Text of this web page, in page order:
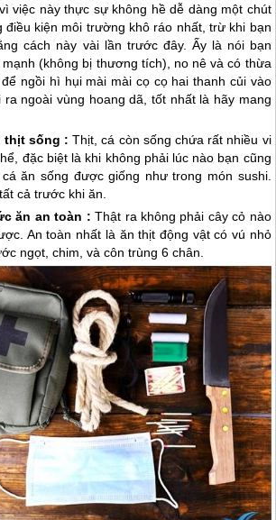
việc này thực sự không hề dễ dàng một chút
điều kiện môi trường khô ráo nhất, trừ khi bạn
cách này vài lần trước đây. Ấy là nói bạn
(không bị thương tích), no nê và có thừa
ngồi hì hụi mài mài cọ cọ hai thanh củi vào
ngoài vùng hoang dã, tốt nhất là hãy mang
thịt sống : Thịt, cá còn sống chứa rất nhiều vi
đặc biệt là khi không phải lúc nào bạn cũng
ăn sống được giống như trong món sushi.
cả trước khi ăn.
ăn an toàn : Thật ra không phải cây cỏ nào
An toàn nhất là ăn thịt động vật có vú nhỏ
ngọt, chim, và côn trùng 6 chân.